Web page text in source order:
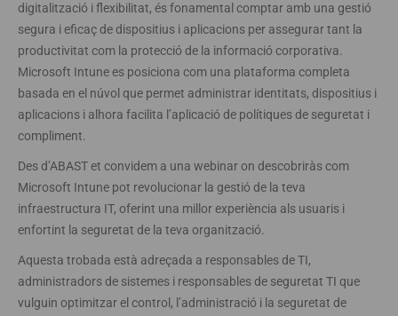
digitalització i flexibilitat, és fonamental comptar amb una gestió
segura i eficaç de dispositius i aplicacions per assegurar tant la
productivitat com la protecció de la informació corporativa.
Microsoft Intune es posiciona com una plataforma completa
basada en el núvol que permet administrar identitats, dispositius i
aplicacions i alhora facilita l’aplicació de polítiques de seguretat i
compliment.
Des d’ABAST et convidem a una webinar on descobriràs com
Microsoft Intune pot revolucionar la gestió de la teva
infraestructura IT, oferint una millor experiència als usuaris i
enfortint la seguretat de la teva organització.
Aquesta trobada està adreçada a responsables de TI,
administradors de sistemes i responsables de seguretat TI que
vulguin optimitzar el control, l’administració i la seguretat de